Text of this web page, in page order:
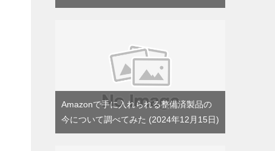
Amazonで手に入れられる整備済製品の
今について調べてみた
2024年12月15日